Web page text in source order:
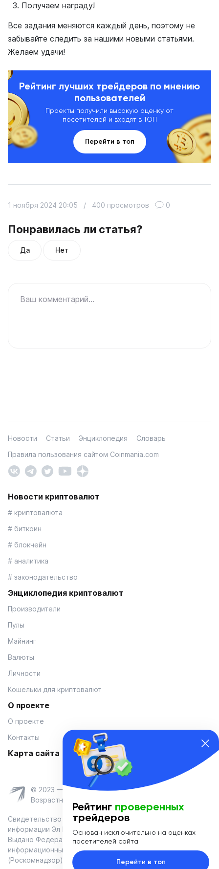
Получаем награду!
Все задания меняются каждый день, поэтому не
забывайте следить за нашими новыми статьями.
Желаем удачи!
Рейтинг лучших трейдеров по мнению
пользователей
Проекты получили высокую оценку от
посетителей и входят в ТОП
Перейти в топ
Понравилась ли статья?
Да Нет
1 ноября 2024 20:05 / 400 просмотров 0
Ваш комментарий...
Новости Статьи Энциклопедия
Словарь
Правила пользования сайтом Coinmania.com
Новости криптовалют
# криптовалюта
# биткоин
# блокчейн
# аналитика
# законодательство
Энциклопедия криптовалют
Производители
Пулы
Майнинг
Валюты
Личности
Кошельки для криптовалют
О проекте
О проекте
Контакты
Карта сайта
© 2023 — Coinmania
Возрастное ограничение 16+
Свидетельство о регистрации средства массовой
информации Эл № ФС 77-74908 от «25» января 2019 г.
Выдано Федеральной службой по надзору в сфере связи,
информационных технологий и массовых коммуникаций
(Роскомнадзор)
Рейтинг проверенных
трейдеров
Основан исключительно на оценках
посетителей сайта
Перейти в топ